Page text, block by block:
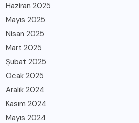
Haziran 2025
Mayıs 2025
Nisan 2025
Mart 2025
Şubat 2025
Ocak 2025
Aralık 2024
Kasım 2024
Mayıs 2024